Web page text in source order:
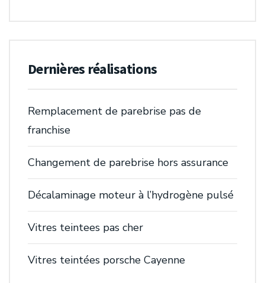
Dernières réalisations
Remplacement de parebrise pas de
franchise
Changement de parebrise hors assurance
Décalaminage moteur à l’hydrogène pulsé
Vitres teintees pas cher
Vitres teintées porsche Cayenne